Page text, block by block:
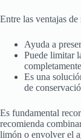
Entre las ventajas
Ayuda a
Puede limitar
Es una
de
Es fundamental
recomienda
limón o envolver el